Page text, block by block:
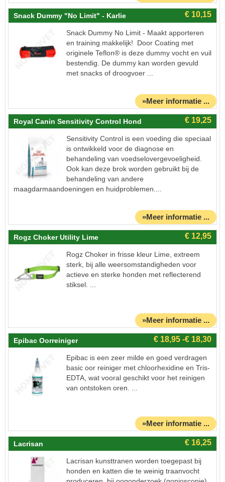
Snack Dummy "No Limit" - Karlie
Snack Dummy No Limit - Maakt apporteren
en training makkelijk! Door Coating met
originele Teflon® is deze dummy vocht en vuil
bestendig. De dummy kan worden gevuld
met snacks of droogvoer ...
»Meer informatie ...
Royal Canin Sensitivity Control Hond
Sensitivity Control is een voeding die speciaal
is ontwikkeld voor de diagnose en
behandeling van voedselovergevoeligheid.
Ook kan deze brok worden gebruikt bij de
behandeling van andere
maagdarmaandoeningen en huidproblemen....
»Meer informatie ...
Rogz Choker Utility Lime
Rogz Choker in frisse kleur Lime, extreem
sterk, bij alle weersomstandigheden voor
actieve en sterke honden met reflecterend
stiksel. ...
»Meer informatie ...
Epibac Oorreiniger
Epibac is een zeer milde en goed verdragen
basic oor reiniger met chloorhexidine en Tris-
EDTA, wat vooral geschikt voor het reinigen
van ontstoken oren. ...
»Meer informatie ...
Lacrisan
Lacrisan kunsttranen worden toegepast bij
honden en katten die te weinig traanvocht